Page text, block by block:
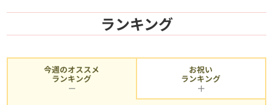
ランキング
今週のオススメ
ランキング
お祝い
ランキング